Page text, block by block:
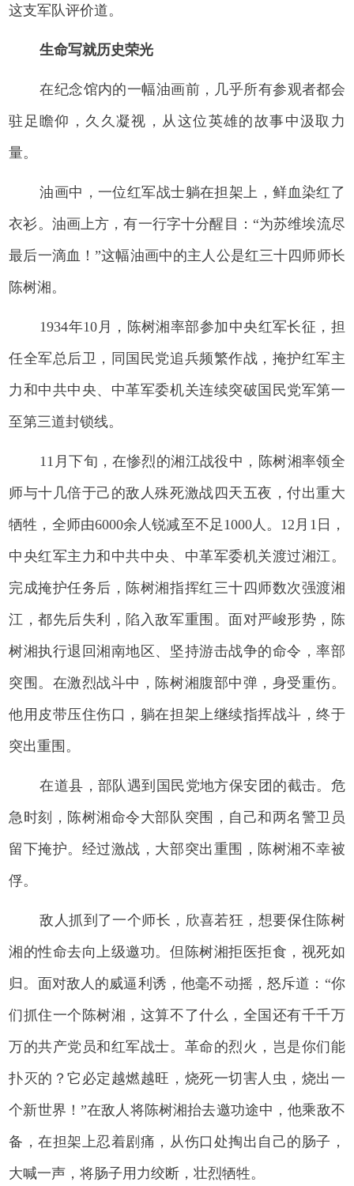
这支军队评价道。
生命写就历史荣光
在纪念馆内的一幅油画前，几乎所有参观者都会
驻足瞻仰，久久凝视，从这位英雄的故事中汲取力
量。
油画中，一位红军战士躺在担架上，鲜血染红了
衣衫。油画上方，有一行字十分醒目：“为苏维埃流尽
最后一滴血！”这幅油画中的主人公是红三十四师师长
陈树湘。
1934年10月，陈树湘率部参加中央红军长征，担
任全军总后卫，同国民党追兵频繁作战，掩护红军主
力和中共中央、中革军委机关连续突破国民党军第一
至第三道封锁线。
11月下旬，在惨烈的湘江战役中，陈树湘率领全
师与十几倍于己的敌人殊死激战四天五夜，付出重大
牺牲，全师由6000余人锐减至不足1000人。12月1日，
中央红军主力和中共中央、中革军委机关渡过湘江。
完成掩护任务后，陈树湘指挥红三十四师数次强渡湘
江，都先后失利，陷入敌军重围。面对严峻形势，陈
树湘执行退回湘南地区、坚持游击战争的命令，率部
突围。在激烈战斗中，陈树湘腹部中弹，身受重伤。
他用皮带压住伤口，躺在担架上继续指挥战斗，终于
突出重围。
在道县，部队遇到国民党地方保安团的截击。危
急时刻，陈树湘命令大部队突围，自己和两名警卫员
留下掩护。经过激战，大部突出重围，陈树湘不幸被
俘。
敌人抓到了一个师长，欣喜若狂，想要保住陈树
湘的性命去向上级邀功。但陈树湘拒医拒食，视死如
归。面对敌人的威逼利诱，他毫不动摇，怒斥道：“你
们抓住一个陈树湘，这算不了什么，全国还有千千万
万的共产党员和红军战士。革命的烈火，岂是你们能
扑灭的？它必定越燃越旺，烧死一切害人虫，烧出一
个新世界！”在敌人将陈树湘抬去邀功途中，他乘敌不
备，在担架上忍着剧痛，从伤口处掏出自己的肠子，
大喊一声，将肠子用力绞断，壮烈牺牲。